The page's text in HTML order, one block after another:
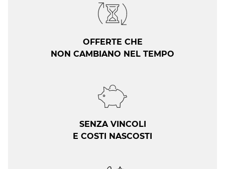
OFFERTE CHE
NON CAMBIANO NEL TEMPO
SENZA VINCOLI
E COSTI NASCOSTI